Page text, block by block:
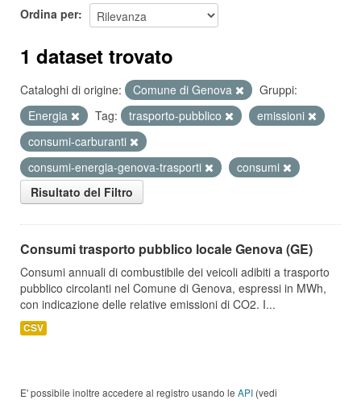
Ordina per
1 dataset trovato
Cataloghi di origine: Comune di Genova
Gruppi:
Energia
Tag: trasporto-pubblico
emissioni
consumi-carburanti
consumi-energia-genova-trasporti
consumi
Risultato del Filtro
Consumi trasporto pubblico locale Genova (GE)
Consumi annuali di combustibile dei veicoli adibiti a trasporto
pubblico circolanti nel Comune di Genova, espressi in MWh,
con indicazione delle relative emissioni di CO2. I...
CSV
E' possibile inoltre accedere al registro usando le API (vedi